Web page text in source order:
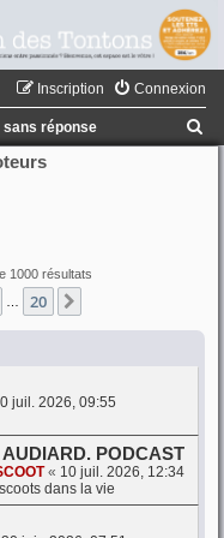
Connexion
Inscription
sans réponse
1000 résultats
20
juil. 2026, 09:55
PODCAST
« 10 juil. 2026, 12:34
dans la vie